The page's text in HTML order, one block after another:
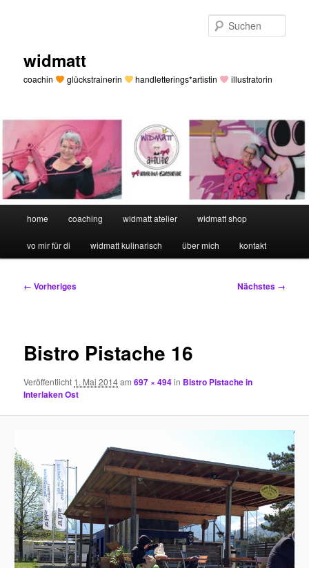
widmatt
coachin glückstrainerin handletterings*artistin illustratorin
home coaching widmatt atelier widmatt shop
vo mir für di widmatt kulinarisch über mich kontakt
Bilder-
← Vorheriges Nächstes →
Bistro Pistache 16
Veröffentlicht 1. Mai 2014am697 × 494in Bistro Pistache in
Interlaken Ost